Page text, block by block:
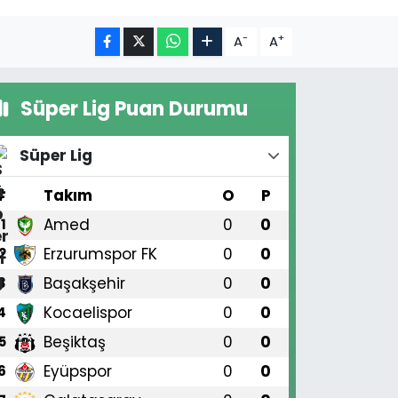
A- A+
Süper Lig Puan Durumu
Süper Lig
Takım O P
1 Amed 0 0
Erzurumspor FK 0 0
Başakşehir 0 0
Kocaelispor 0 0
Beşiktaş 0 0
Eyüpspor 0 0